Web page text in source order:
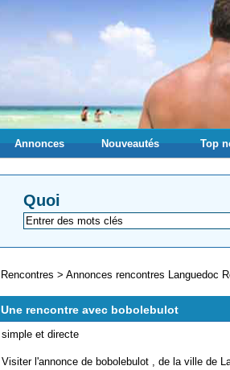
Annonces Nouveautés Top
Quoi
Rencontres > Annonces rencontres Languedoc
Une rencontre avec bobolebulot
simple et directe
Visiter l'annonce de bobolebulot , de la ville de